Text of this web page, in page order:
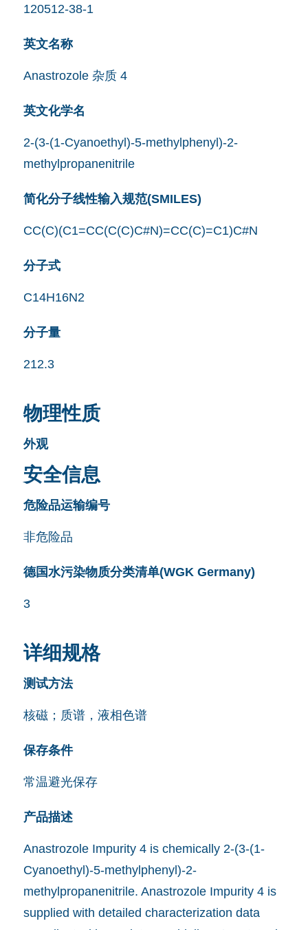
120512-38-1
英文名称
Anastrozole 杂质 4
英文化学名
2-(3-(1-Cyanoethyl)-5-methylphenyl)-2-
methylpropanenitrile
简化分子线性输入规范(SMILES)
CC(C)(C1=CC(C(C)C#N)=CC(C)=C1)C#N
分子式
C14H16N2
分子量
212.3
物理性质
外观
安全信息
危险品运输编号
非危险品
德国水污染物质分类清单(WGK Germany)
3
详细规格
测试方法
核磁；质谱，液相色谱
保存条件
常温避光保存
产品描述
Anastrozole Impurity 4 is chemically 2-(3-(1-
Cyanoethyl)-5-methylphenyl)-2-
methylpropanenitrile. Anastrozole Impurity 4 is
supplied with detailed characterization data